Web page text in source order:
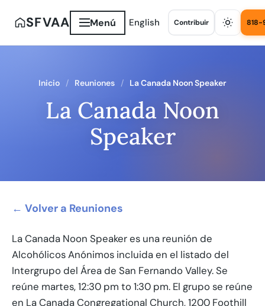
SFVAA Menú English Contribuir 818-
Inicio Reuniones La Canada Noon Speaker
La Canada Noon
Speaker
← Volver a Reuniones
La Canada Noon Speaker es una reunión de
Alcohólicos Anónimos incluida en el listado del
Intergrupo del Área de San Fernando Valley. Se
reúne martes, 12:30 pm to 1:30 pm. El grupo se reúne
en La Canada Congregational Church, 1200 Foothill